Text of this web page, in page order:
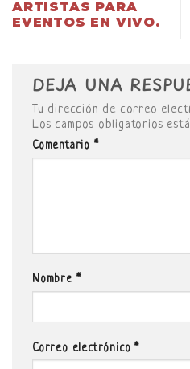
ARTISTAS PARA
EVENTOS EN VIVO.
DEJA UNA
Tu dirección de correo
Los campos obligatorios
Comentario *
Nombre *
Correo electrónico*